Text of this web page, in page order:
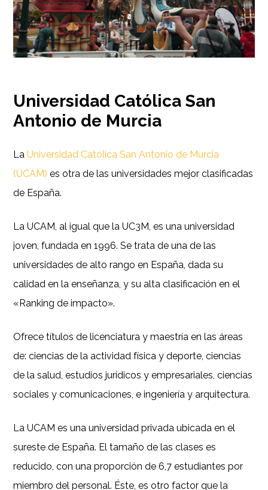
Universidad Católica San
Antonio de Murcia
LaUniversidad Católica San Antonio de Murcia
(UCAM) es otra de las universidades mejor clasificadas
de España.
La UCAM, al igual que la UC3M, es una universidad
joven, fundada en 1996. Se trata de una de las
universidades de alto rango en España, dada su
calidad en la enseñanza, y su alta clasificación en el
«Ranking de impacto».
Ofrece títulos de licenciatura y maestría en las áreas
de: ciencias de la actividad física y deporte, ciencias
de la salud, estudios jurídicos y empresariales, ciencias
sociales y comunicaciones, e ingeniería y arquitectura.
La UCAM es una universidad privada ubicada en el
sureste de España. El tamaño de las clases es
reducido, con una proporción de 6,7 estudiantes por
miembro del personal. Éste, es otro factor que la